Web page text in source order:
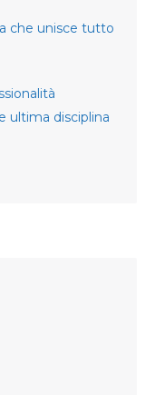
che unisce tutto
ultima disciplina